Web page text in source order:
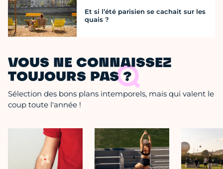
Et si l’été parisien se cachait sur les
quais ?
VOUS NE CONNAISSEZ
TOUJOURS PAS ?
Sélection des bons plans intemporels, mais qui valent le
coup toute l'année !